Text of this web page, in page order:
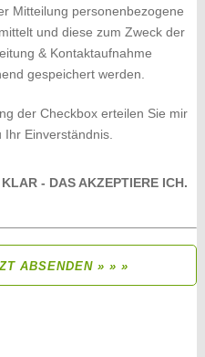
Mitteilung personenbezogene
und diese zum Zweck der
& Kontaktaufnahme
gespeichert werden.
der Checkbox erteilen Sie mir
Ihr Einverständnis.
- DAS AKZEPTIERE ICH.